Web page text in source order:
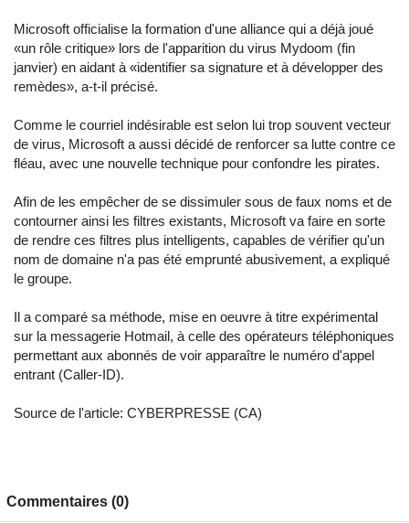
Microsoft officialise la formation d'une alliance qui a déjà joué
«un rôle critique» lors de l'apparition du virus Mydoom (fin
janvier) en aidant à «identifier sa signature et à développer des
remèdes», a-t-il précisé.
Comme le courriel indésirable est selon lui trop souvent vecteur
de virus, Microsoft a aussi décidé de renforcer sa lutte contre ce
fléau, avec une nouvelle technique pour confondre les pirates.
Afin de les empêcher de se dissimuler sous de faux noms et de
contourner ainsi les filtres existants, Microsoft va faire en sorte
de rendre ces filtres plus intelligents, capables de vérifier qu'un
nom de domaine n'a pas été emprunté abusivement, a expliqué
le groupe.
Il a comparé sa méthode, mise en oeuvre à titre expérimental
sur la messagerie Hotmail, à celle des opérateurs téléphoniques
permettant aux abonnés de voir apparaître le numéro d'appel
entrant (Caller-ID).
Source de l'article: CYBERPRESSE (CA)
Commentaires (0)